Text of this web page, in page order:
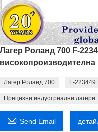
Лагер Роланд 700 F-
Лагер Роланд 700 F-
Прецизни индустриални лагери
 Send Email